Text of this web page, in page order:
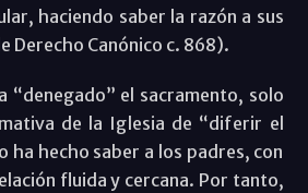
haciendo saber la razón a sus
Derecho Canónico c. 868).
“denegado” el sacramento, solo
de la Iglesia de “diferir el
ha hecho saber a los padres, con
fluida y cercana. Por tanto,